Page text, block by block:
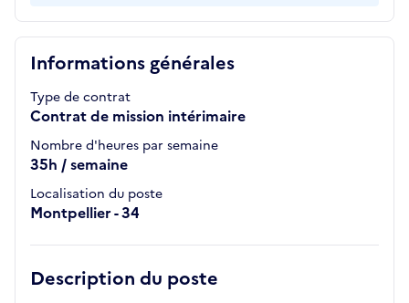
Informations générales
Type de contrat
Contrat de mission intérimaire
Nombre d'heures par semaine
35h / semaine
Localisation du poste
Montpellier - 34
Description du poste